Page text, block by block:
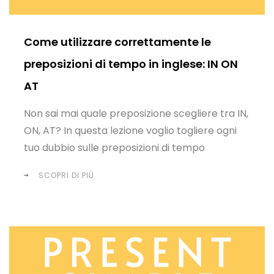
Come utilizzare correttamente le
preposizioni di tempo in inglese: IN ON
AT
Non sai mai quale preposizione scegliere tra IN,
ON, AT? In questa lezione voglio togliere ogni
tuo dubbio sulle preposizioni di tempo
SCOPRI DI PIÙ